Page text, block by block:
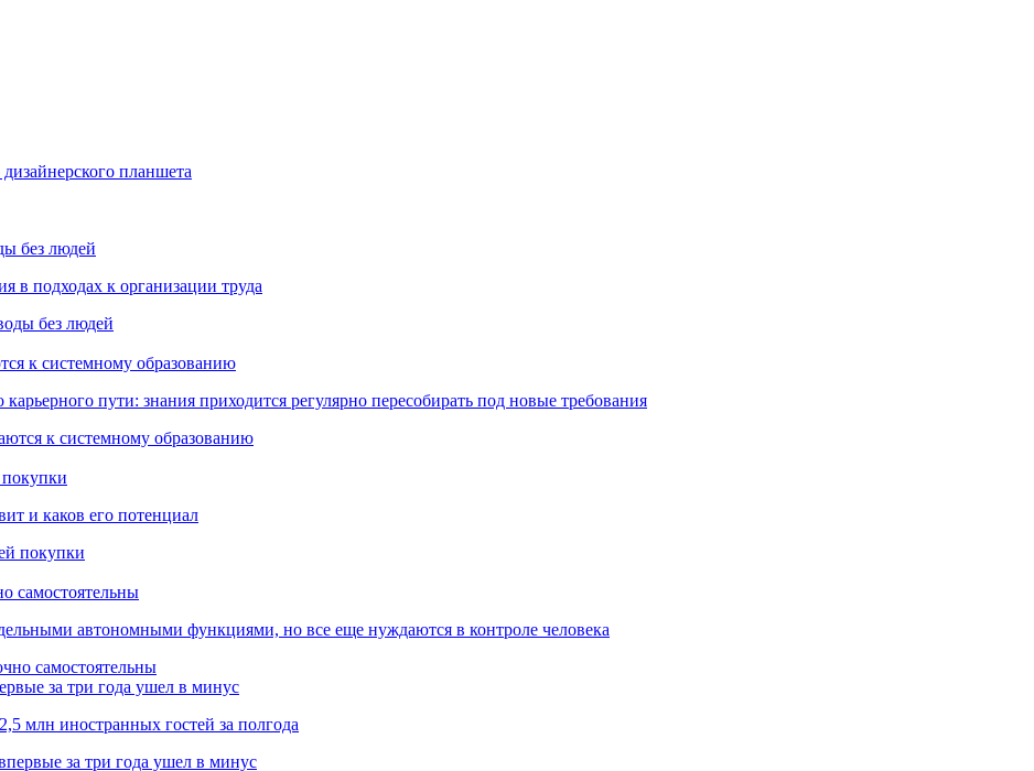
планшета
без людей
в подходах к организации труда
к системному образованию
пути: знания приходится регулярно пересобирать под новые требования
и каков его потенциал
самостоятельны
автономными функциями, но все еще нуждаются в контроле человека
за три года ушел в минус
млн иностранных гостей за полгода